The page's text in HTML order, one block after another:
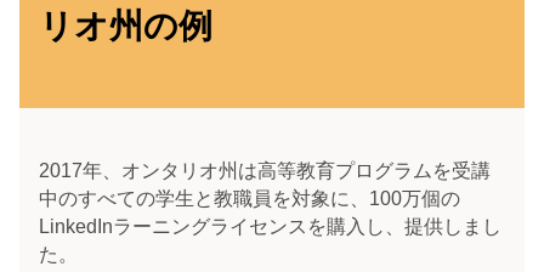
リオ州の例
ちの学習効果を高めたオンタ
リオ州の例
2017年、オンタリオ州は高等教育プログラムを受講
中のすべての学生と教職員を対象に、100万個の
LinkedInラーニングライセンスを購入し、提供しまし
た。